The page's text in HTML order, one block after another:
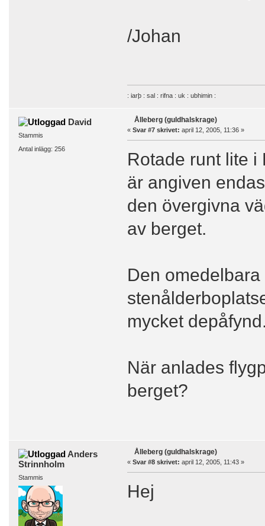
/Johan
: iarþ : sal : rifna : uk : ubhimin :
David
Stammis
Antal inlägg: 256
Ålleberg (guldhalskrage)
« Svar #7 skrivet: april 12, 2005, 11:36 »
Rotade runt lite i
är angiven
den övergivna
av berget.
Den
mycket
När anlades
berget?
Anders
Strinnholm
Stammis
Ålleberg (guldhalskrage)
« Svar #8 skrivet: april 12, 2005, 11:43 »
Hej